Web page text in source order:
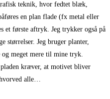
teknik, hvor fedtet blæk,
en plan flade (fx metal eller
et første aftryk. Jeg trykker også på
størrelser. Jeg bruger planter,
meget mere til mine tryk.
kræver, at motivet bliver
alle…